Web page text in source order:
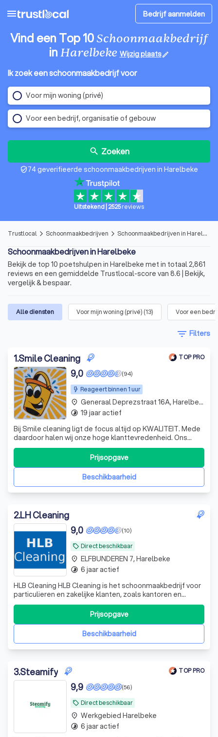
menu Bedrijf aanmelden
Vind een Top 10Schoonmaakbedrijf
inHarelbeke Wijzig plaatsedit
Ik zoek een schoonmaakbedrijf voor
Voor mijn woning (privé)
Voor een bedrijf, organisatie of gebouw
search Zoeken
verified_user74 geverifieerde schoonmaakbedrijven in Harelbeke
Uitstekend 2525reviews
Trustlocal arrow_forward_ios Schoonmaakbedrijven arrow_forward_ios Schoonmaakbedrijven in Harelbeke
Schoonmaakbedrijven in Harelbeke
Bekijk de top 10 poetshulpen in Harelbeke met in totaal 2,861
reviews en een gemiddelde Trustlocal-score van 8.6 | Bekijk,
vergelijk & bespaar.
Alle diensten Voor mijn woning (privé) (13) Voor een
filter_list Filters
1.Smile Cleaning TOP PRO
Reageert binnen 1 uur
(94)
9,0
Bij Smile cleaning ligt de focus altijd op KWALITEIT. Mede
daardoor halen wij onze hoge klanttevredenheid. Ons
team van gemotiveerde medewerkers staat continu voor
schoonmaaksters komen graag bij jou langs, en zijn je
partner voor het periodieBeschikbaarheid
Prijsopgave
place Generaal Deprezstraat 16A, Harelbeke
timelapse 19 jaar actief
2.LH Cleaning
local_offer Direct beschikbaar
(10)
9,0
HLB Cleaning HLB Cleaning is het schoonmaakbedrijf voor
particulieren en zakelijke klanten, zoals kantoren en
scholen. Wij voeren zowel terugkerende klussen als
eenmalige en specialistische opdrachten uit. Met meer
dan 10 jaar ervaring staan wij garant voor kwaliteit en
efficiëntie. Bovendien rekeneBeschikbaarheid
Prijsopgave
place ELFBUNDEREN 7, Harelbeke
timelapse 6 jaar actief
3.Steamify TOP PRO
local_offer Direct beschikbaar
(56)
9,9
place Werkgebied Harelbeke
timelapse 6 jaar actief